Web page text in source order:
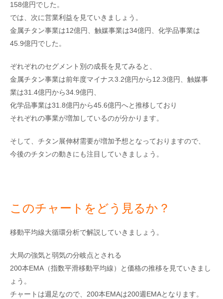
158億円でした。
では、次に営業利益を見ていきましょう。
金属チタン事業は12億円、触媒事業は34億円、化学品事業は
45.9億円でした。
ぞれぞれのセグメント別の成長を見てみると、
金属チタン事業は前年度マイナス3.2億円から12.3億円、触媒事
業は31.4億円から34.9億円、
化学品事業は31.8億円から45.6億円へと推移しており
それぞれの事業が増加しているのが分かります。
そして、チタン展伸材需要が増加予想となっておりますので、
今後のチタンの動きにも注目していきましょう。
このチャートをどう見るか？
移動平均線大循環分析で解説していきましょう。
大局の強気と弱気の分岐点とされる
200本EMA（指数平滑移動平均線）と価格の推移を見ていきまし
ょう。
チャートは週足なので、200本EMAは200週EMAとなります。